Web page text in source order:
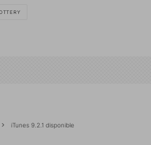
iTunes 9.2.1 disponible